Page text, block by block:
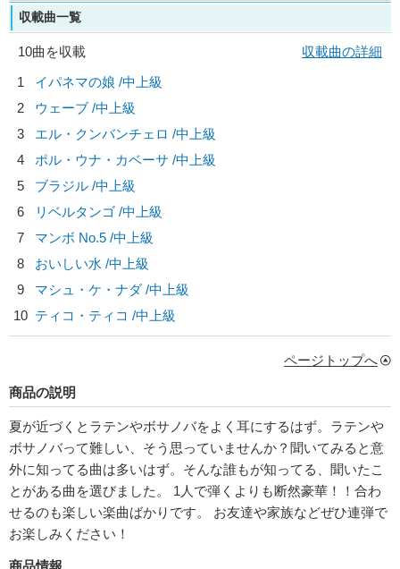
収載曲一覧
10曲を収載
収載曲の詳細
1
イパネマの娘 /中上級
2
ウェーブ /中上級
3
エル・クンバンチェロ /中上級
4
ポル・ウナ・カベーサ /中上級
5
ブラジル /中上級
6
リベルタンゴ /中上級
7
マンボ No.5 /中上級
8
おいしい水 /中上級
9
マシュ・ケ・ナダ /中上級
10 ティコ・ティコ /中上級
ページトップへ
商品の説明
夏が近づくとラテンやボサノバをよく耳にするはず。ラテンや
ボサノバって難しい、そう思っていませんか？聞いてみると意
外に知ってる曲は多いはず。そんな誰もが知ってる、聞いたこ
とがある曲を選びました。 1人で弾くよりも断然豪華！！合わ
せるのも楽しい楽曲ばかりです。 お友達や家族などぜひ連弾で
お楽しみください！
商品情報